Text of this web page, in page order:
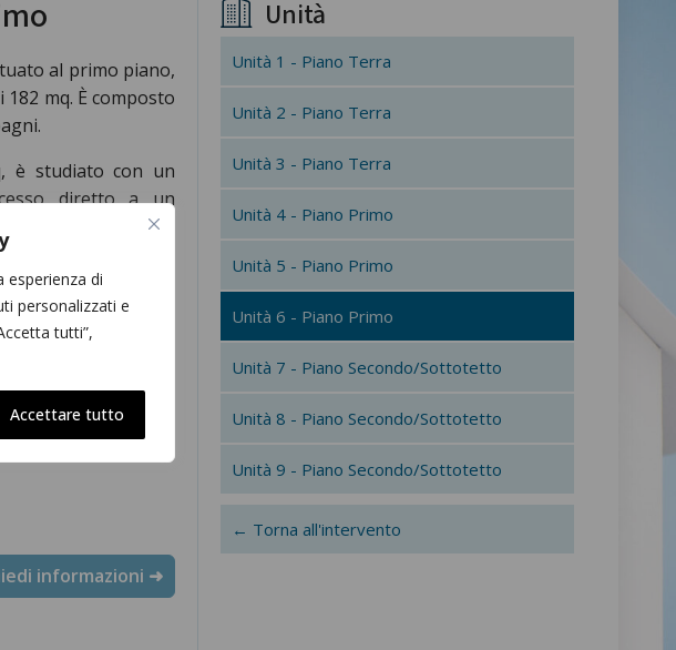
esperienza di
personalizzati e
tutti”,
Accettare tutto
al primo piano,
mq. È composto
è studiato con un
diretto a un
lo spazio
La disposizione
massimizzare la
informazioni ➜
Unità
Unità 1 - Piano Terra
Unità 2 - Piano Terra
Unità 3 - Piano Terra
Unità 4 - Piano Primo
Unità 5 - Piano Primo
Unità 6 - Piano Primo
Unità 7 - Piano Secondo/Sottotetto
Unità 8 - Piano Secondo/Sottotetto
Unità 9 - Piano Secondo/Sottotetto
← Torna all'intervento